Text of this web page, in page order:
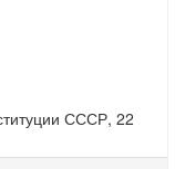
СССР, 22